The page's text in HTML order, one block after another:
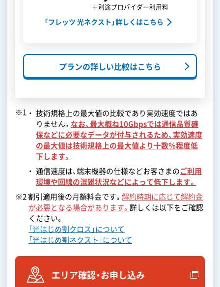
＋別途プロバイダー利用料
「フレッツ 光ネクスト」詳しくはこちら
プランの詳しい比較はこちら
※1
技術規格上の最大値の比較であり実効速度ではあ
りません。 なお、最大概ね10Gbpsでは通信品質確
保などに必要なデータが付与されるため、実効速度
の最大値は技術規格上の最大値より十数％程度低
下します。
通信速度は、端末機器の仕様などお客さまのご利用
環境や回線の混雑状況などによって低下します。
※2 割引適用後の月額料金です。 解約時期に応じて解約金
が必要となる場合があります。 詳しくは以下をご確認
ください。
「光はじめ割クロス」について
「光はじめ割ネクスト」について
エリア確認・お申し込み